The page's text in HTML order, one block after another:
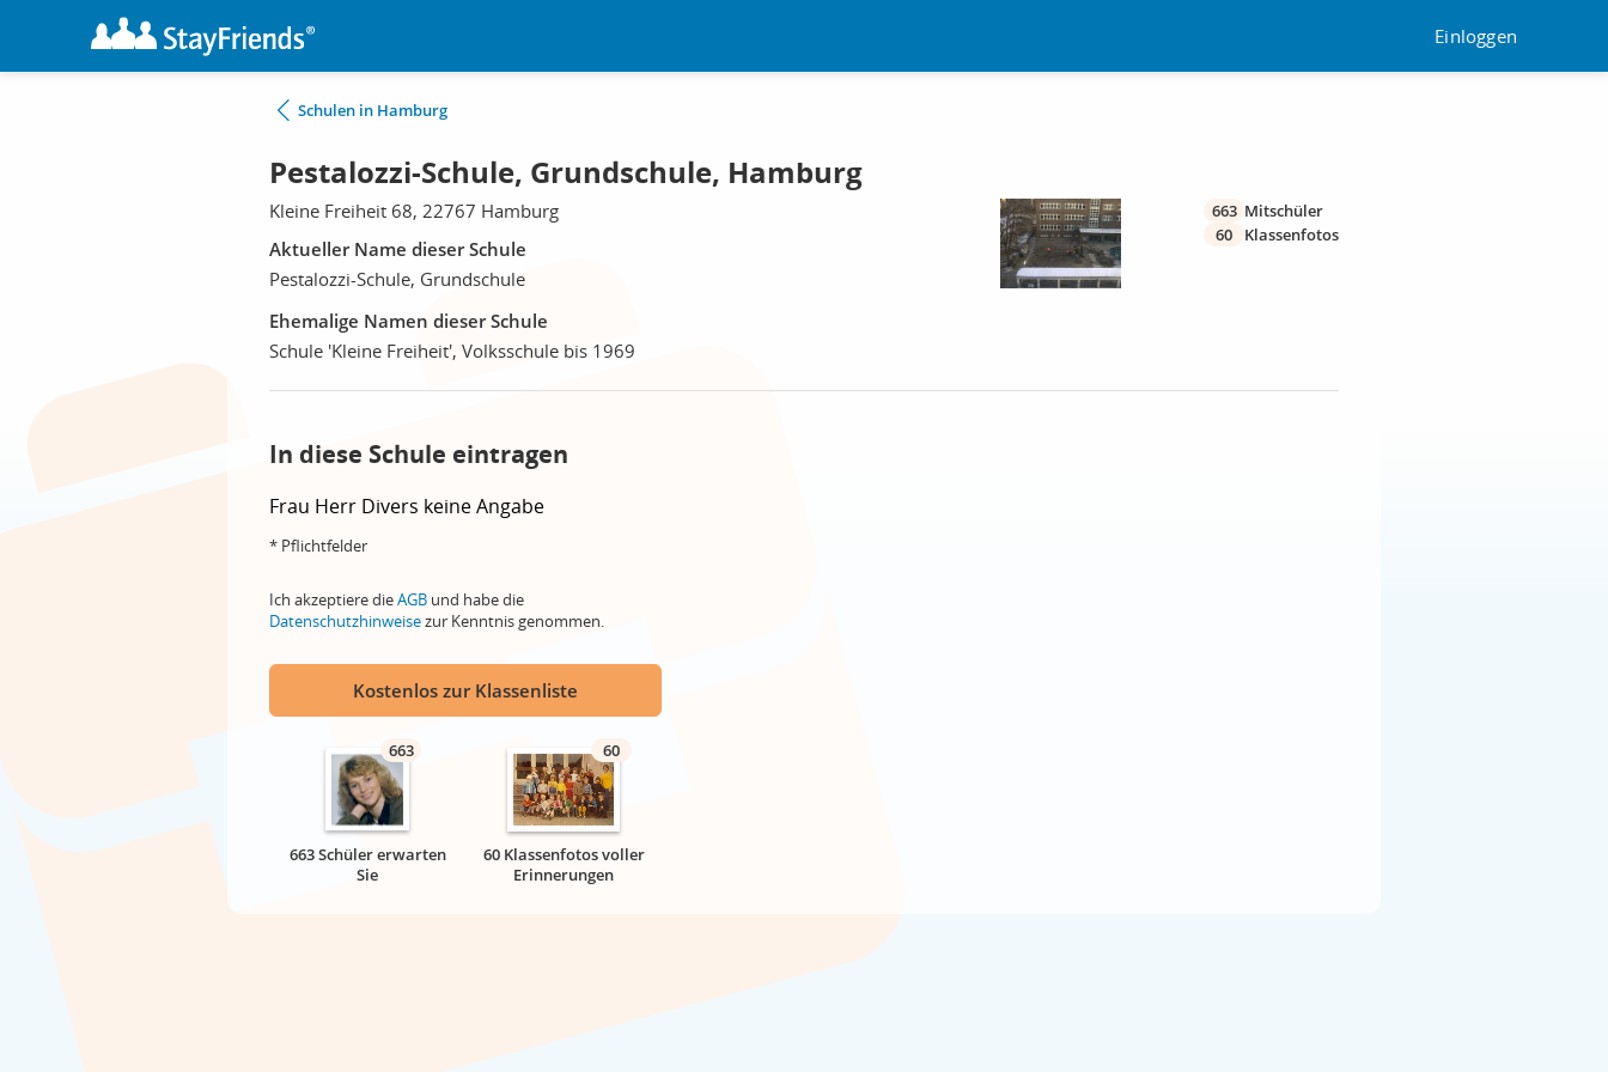
Einloggen
Schulen in Hamburg
Pestalozzi-Schule, Grundschule, Hamburg
Kleine Freiheit 68, 22767 Hamburg
Aktueller Name dieser Schule
Pestalozzi-Schule, Grundschule
Ehemalige Namen dieser Schule
Schule 'Kleine Freiheit', Volksschule bis 1969
663 Mitschüler
60
Klassenfotos
In diese Schule eintragen
Frau Herr Divers keine Angabe
* Pflichtfelder
Ich akzeptiere dieAGB und habe die
Datenschutzhinweisezur Kenntnis genommen.
Kostenlos zur Klassenliste
663
663 Schüler erwarten
Sie
60
60 Klassenfotos voller
Erinnerungen